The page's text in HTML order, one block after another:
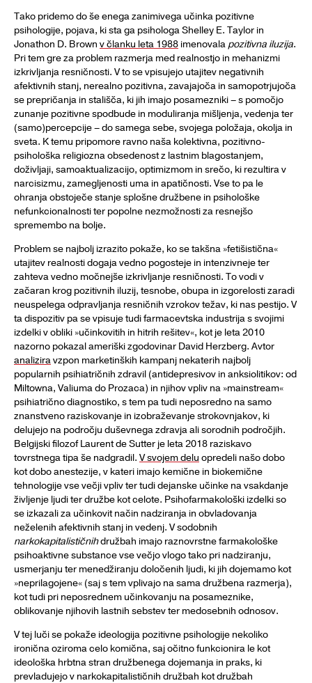
Tako pridemo do še enega zanimivega učinka pozitivne
psihologije, pojava, ki sta ga psihologa Shelley E. Taylor in
Jonathon D. Brown v članku leta 1988 imenovala pozitivna iluzija.
Pri tem gre za problem razmerja med realnostjo in mehanizmi
izkrivljanja resničnosti. V to se vpisujejo utajitev negativnih
afektivnih stanj, nerealno pozitivna, zavajajoča in samopotrjujoča
se prepričanja in stališča, ki jih imajo posamezniki – s pomočjo
zunanje pozitivne spodbude in moduliranja mišljenja, vedenja ter
(samo)percepcije – do samega sebe, svojega položaja, okolja in
sveta. K temu pripomore ravno naša kolektivna, pozitivno-
psihološka religiozna obsedenost z lastnim blagostanjem,
doživljaji, samoaktualizacijo, optimizmom in srečo, ki rezultira v
narcisizmu, zamegljenosti uma in apatičnosti. Vse to pa le
ohranja obstoječe stanje splošne družbene in psihološke
nefunkcionalnosti ter popolne nezmožnosti za resnejšo
spremembo na bolje.
Problem se najbolj izrazito pokaže, ko se takšna »fetišistična«
utajitev realnosti dogaja vedno pogosteje in intenzivneje ter
zahteva vedno močnejše izkrivljanje resničnosti. To vodi v
začaran krog pozitivnih iluzij, tesnobe, obupa in izgorelosti zaradi
neuspelega odpravljanja resničnih vzrokov težav, ki nas pestijo. V
ta dispozitiv pa se vpisuje tudi farmacevtska industrija s svojimi
izdelki v obliki »učinkovitih in hitrih rešitev«, kot je leta 2010
nazorno pokazal ameriški zgodovinar David Herzberg. Avtor
analiziravzpon marketinških kampanj nekaterih najbolj
popularnih psihiatričnih zdravil (antidepresivov in anksiolitikov: od
Miltowna, Valiuma do Prozaca) in njihov vpliv na »mainstream«
psihiatrično diagnostiko, s tem pa tudi neposredno na samo
znanstveno raziskovanje in izobraževanje strokovnjakov, ki
delujejo na področju duševnega zdravja ali sorodnih področjih.
Belgijski filozof Laurent de Sutter je leta 2018 raziskavo
tovrstnega tipa še nadgradil. V svojem delu opredeli našo dobo
kot dobo anestezije, v kateri imajo kemične in biokemične
tehnologije vse večji vpliv ter tudi dejanske učinke na vsakdanje
življenje ljudi ter družbe kot celote. Psihofarmakološki izdelki so
se izkazali za učinkovit način nadziranja in obvladovanja
neželenih afektivnih stanj in vedenj. V sodobnih
narkokapitalističnihdružbah imajo raznovrstne farmakološke
psihoaktivne substance vse večjo vlogo tako pri nadziranju,
usmerjanju ter menedžiranju določenih ljudi, ki jih dojemamo kot
»neprilagojene« (saj s tem vplivajo na sama družbena razmerja),
kot tudi pri neposrednem učinkovanju na posameznike,
oblikovanje njihovih lastnih sebstev ter medosebnih odnosov.
V tej luči se pokaže ideologija pozitivne psihologije nekoliko
ironična oziroma celo komična, saj očitno funkcionira le kot
ideološka hrbtna stran družbenega dojemanja in praks, ki
prevladujejo v narkokapitalističnih družbah kot družbah